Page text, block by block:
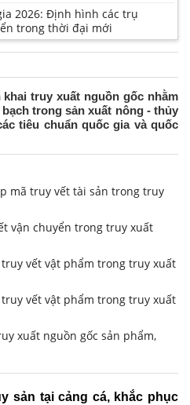
2026: Định hình các trụ
trong thời đại mới
truy xuất nguồn gốc nhằm
trong sản xuất nông - thủy
tiêu chuẩn quốc gia và quốc
mã truy vết tài sản trong truy
vận chuyển trong truy xuất
vết vật phẩm trong truy xuất
vết vật phẩm trong truy xuất
xuất nguồn gốc sản phẩm,
sản tại cảng cá, khắc phục